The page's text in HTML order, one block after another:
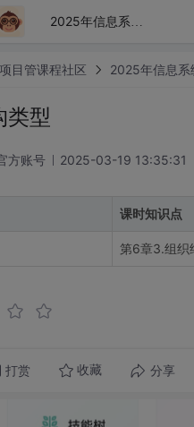
2025年信息系统项目管理师考前培训
目管课程社区 2025年信息系
类型
方账号 2025-03-19 13:35:31
课时知识点
第6章3.组织
打赏 收藏 分享